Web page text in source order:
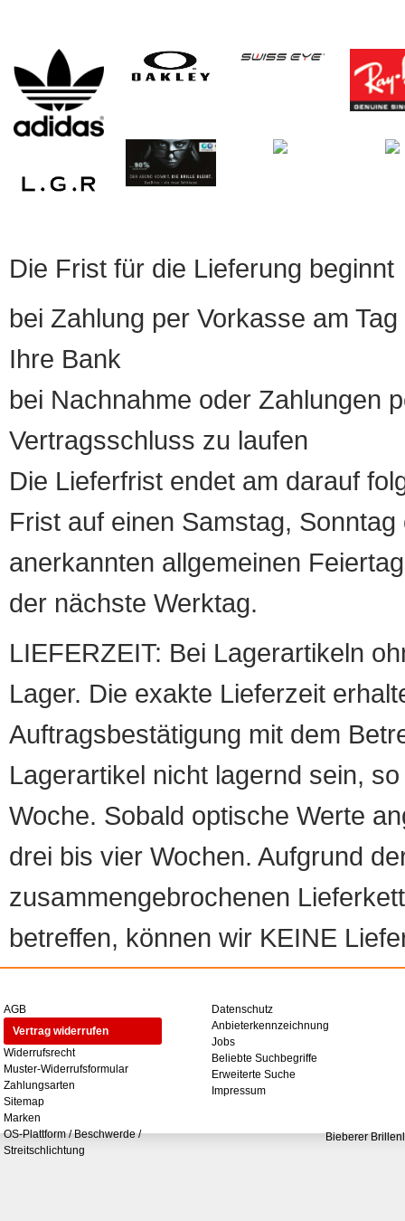
Die Frist für die Lieferung beginnt
bei Zahlung per Vorkasse am
Ihre Bank
bei Nachnahme oder Zahlungen
Vertragsschluss zu laufen
Die Lieferfrist endet am darauf
Frist auf einen Samstag,
anerkannten allgemeinen
der nächste Werktag.
LIEFERZEIT: Bei Lagerartikeln
Lager. Die exakte Lieferzeit
Auftragsbestätigung mit dem
Lagerartikel nicht lagernd sein,
Woche. Sobald optische Werte
drei bis vier Wochen. Aufgrund
zusammengebrochenen
betreffen, können wir KEINE
AGB
Vertrag widerrufen
Widerrufsrecht
Muster-Widerrufsformular
Zahlungsarten
Sitemap
Marken
OS-Plattform / Beschwerde /
Streitschlichtung
Datenschutz
Anbieterkennzeichnung
Jobs
Beliebte Suchbegriffe
Erweiterte Suche
Impressum
Bieberer